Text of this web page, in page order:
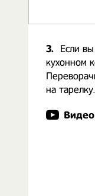
3.
Если
кухонном
на